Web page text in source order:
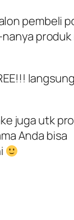
pembeli
juga utk
Anda bisa